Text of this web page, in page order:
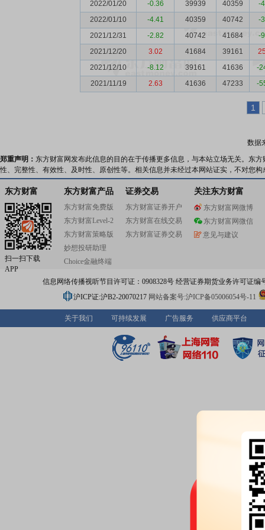
2022/01/20
-0.36 39939 40359
-
2022/01/10
-4.41 40359 40742
-
2021/12/31
-2.82 40742 41684
-
2021/12/20
3.02 41684 39161
2021/12/10
-8.12 39161 41636
-
2021/11/19
2.63 41636 47233 -
1
数据
郑重声明： 东方财富网发布此信息的目的在于传播更多信息，与本站立场无关。东
性、完整性、有效性、及时性、原创性等。相关信息并未经过本网站证实，不对您
东方财富
扫一扫下载
APP
东方财富产品
东方财富免费版
东方财富Level-2
东方财富策略版
妙想投研助理
Choice金融终端
证券交易
东方财富证券开户
东方财富在线交易
东方财富证券交易
关注东方财富
东方财富网微博
东方财富网微信
意见与建议
信息网络传播视听节目许可证：0908328号 经营证券期货业务许可证编
沪ICP证:沪B2-20070217 网站备案号:沪ICP备05006054号-11
关于我们 可持续发展 广告服务 供应商平台